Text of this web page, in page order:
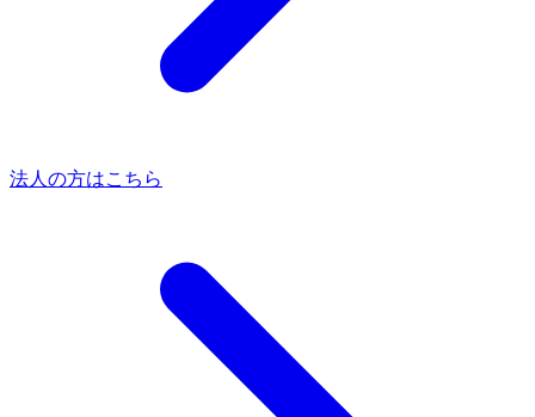
法人の方はこちら